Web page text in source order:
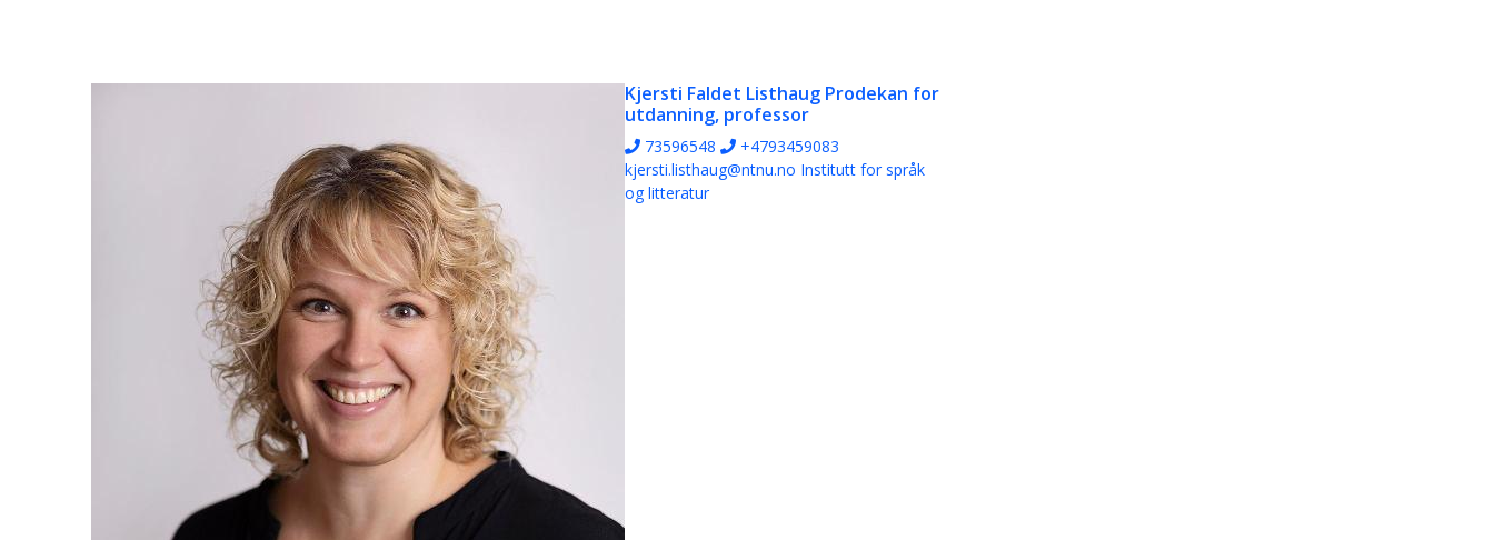
Kjersti Faldet Listhaug Prodekan for
utdanning, professor
73596548
+4793459083
kjersti.listhaug@ntnu.no Institutt for språk
og litteratur